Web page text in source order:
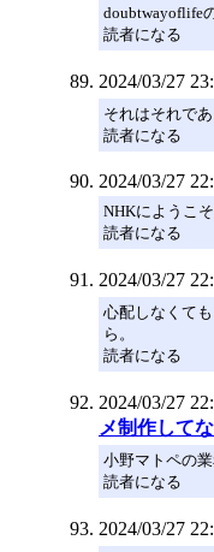
doubtwayoflife
読者になる
2024/03/27
それはそれであ
読者になる
2024/03/27
NHKにようこ
読者になる
2024/03/27
心配しなくて
ら。
読者になる
2024/03/27
メ制作して
小野マトペの
読者になる
2024/03/27